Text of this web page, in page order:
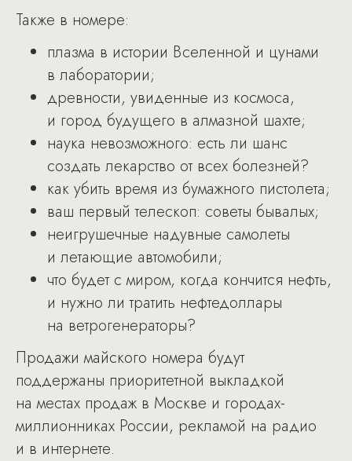
Также в номере:
плазма в истории Вселенной и цунами
в лаборатории;
древности, увиденные из космоса,
и город будущего в алмазной шахте;
наука невозможного: есть ли шанс
создать лекарство от всех болезней?
как убить время из бумажного пистолета;
ваш первый телескоп: советы бывалых;
неигрушечные надувные самолеты
и летающие автомобили;
что будет с миром, когда кончится нефть,
и нужно ли тратить нефтедоллары
на ветрогенераторы?
Продажи майского номера будут
поддержаны приоритетной выкладкой
на местах продаж в Москве и городах-
миллионниках России, рекламой на радио
и в интернете.